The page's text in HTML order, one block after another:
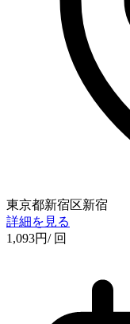
東京都新宿区新宿
詳細を見る
1,093円/ 回